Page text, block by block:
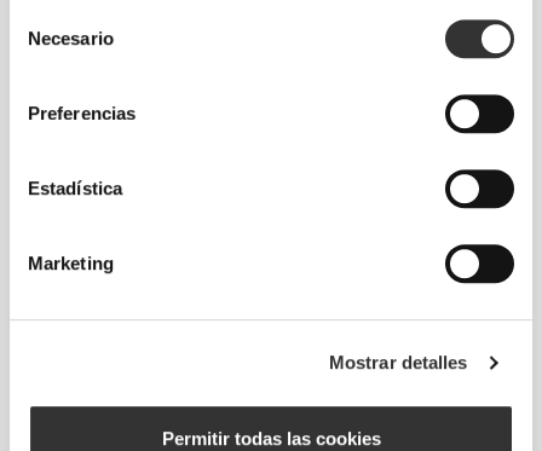
Necesario
Preferencias
Estadística
Marketing
Mostrar detalles
Permitir todas las cookies
De nuestra comunidad Ver todo